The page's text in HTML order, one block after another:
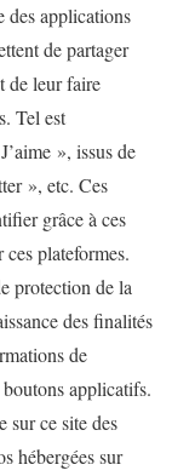
des applications
de partager
de leur faire
Tel est
», issus de
», etc. Ces
grâce à ces
ces plateformes.
protection de la
des finalités
de
applicatifs.
sur ce site des
hébergées sur